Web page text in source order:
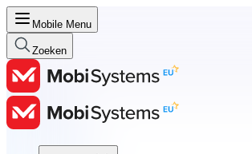
Mobile Menu
Zoeken